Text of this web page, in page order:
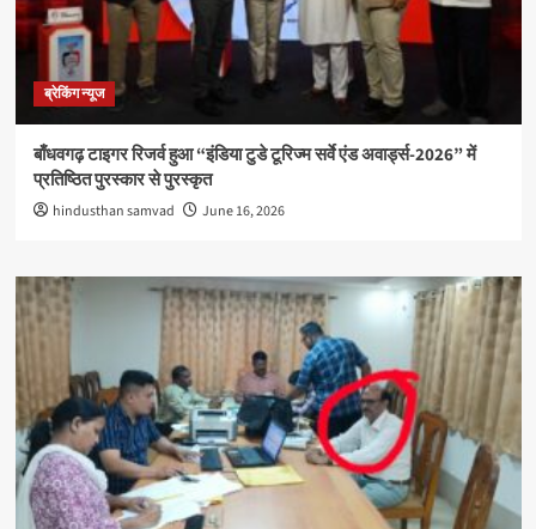
ब्रेकिंग न्यूज
बाँधवगढ़ टाइगर रिजर्व हुआ “इंडिया टुडे टूरिज्म सर्वे एंड अवार्ड्स-2026” में
प्रतिष्ठित पुरस्कार से पुरस्कृत
hindusthan samvad June 16, 2026